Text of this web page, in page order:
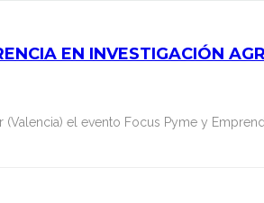
EN INVESTIGACIÓN
el evento Focus Pyme y